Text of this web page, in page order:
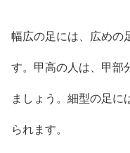
幅広の足には、広めの
す。甲高の人は、甲部
ましょう。細型の足に
られます。